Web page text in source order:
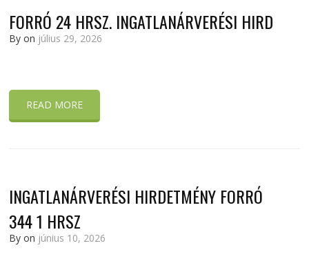
FORRÓ 24 HRSZ. INGATLANÁRVERÉSI HIRD
Byon július 29, 2026
READ MORE
INGATLANÁRVERÉSI HIRDETMÉNY FORRÓ
344 1 HRSZ
Byon június 10, 2026